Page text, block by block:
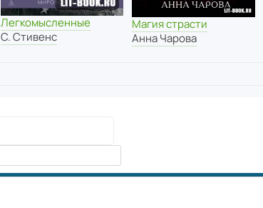
Легкомысленные
С. Стивенс
Магия страсти
Анна Чарова